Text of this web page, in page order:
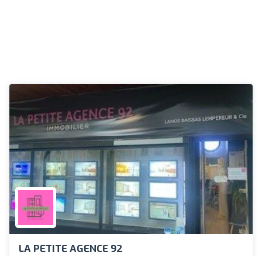
LA PETITE AGENCE 92